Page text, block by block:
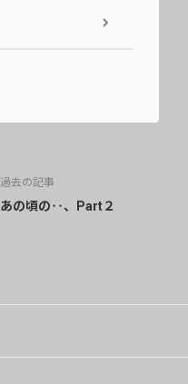
過去の記事
あの頃の‥、Part２